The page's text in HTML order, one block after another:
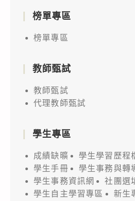
榜單專區
榜單專區
教師甄試
教師甄試
代理教師甄試
學生專區
成績缺曠
學生學習歷程
學生手冊
學生事務與轉
學生事務資訊網
社團選
學生自主學習專區
新生